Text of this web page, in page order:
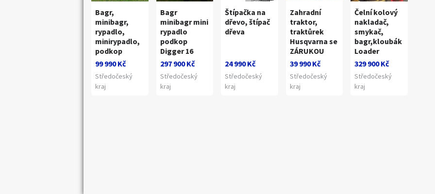
Náhledy
Bagr,
minibagr,
rypadlo,
minirypadlo,
podkop
99 990 Kč
Středočeský
kraj
Bagr
minibagr mini
rypadlo
podkop
Digger 16
297 900 Kč
Středočeský
kraj
Štípačka na
dřevo, štípač
dřeva
24 990 Kč
Středočeský
kraj
Zahradní
traktor,
traktůrek
Husqvarna se
ZÁRUKOU
39 990 Kč
Středočeský
kraj
Čelní kolový
nakladač,
smykač,
bagr,kloubák
Loader
329 900 Kč
Středočeský
kraj